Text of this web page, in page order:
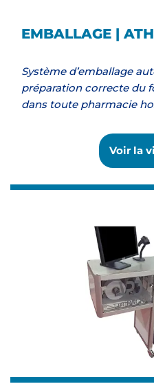
EMBALLAGE |
Système d’emballage
préparation correcte du
dans toute pharmacie
Voir la